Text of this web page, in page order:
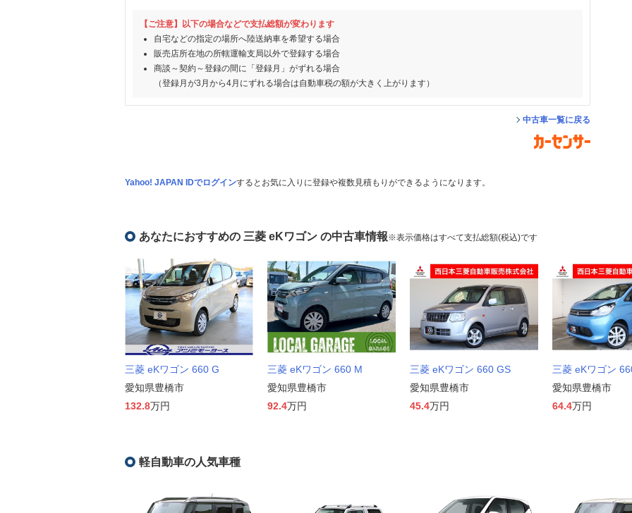
【ご注意】以下の場合などで支払総額が変わります
自宅などの指定の場所へ陸送納車を希望する場合
販売店所在地の所轄運輸支局以外で登録する場合
商談～契約～登録の間に「登録月」がずれる場合
（登録月が3月から4月にずれる場合は自動車税の額が大きく上がります）
中古車一覧に戻る
Yahoo! JAPAN IDでログインするとお気に入りに登録や複数見積もりができるようになります。
あなたにおすすめの 三菱 eKワゴン の中古車情報※表示価格はすべて支払総額(税込)です
三菱 eKワゴン 660 G
愛知県豊橋市
132.8万円
三菱 eKワゴン 660 M
愛知県豊橋市
92.4万円
三菱 eKワゴン 660 GS
愛知県豊橋市
45.4万円
三菱 eKワゴン
愛知県豊橋市
64.4万円
軽自動車の人気車種